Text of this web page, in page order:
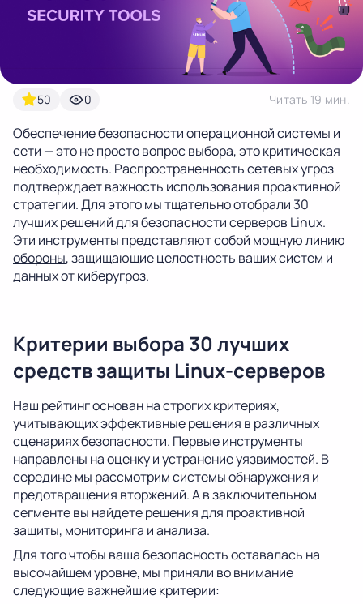
50 0 Читать 19 мин.
Обеспечение безопасности операционной системы и
сети — это не просто вопрос выбора, это критическая
необходимость. Распространенность сетевых угроз
подтверждает важность использования проактивной
стратегии. Для этого мы тщательно отобрали 30
лучших решений для безопасности серверов Linux.
Эти инструменты представляют собой мощнуюлинию
обороны, защищающие целостность ваших систем и
данных от киберугроз.
Критерии выбора 30 лучших
средств защиты Linux-серверов
Наш рейтинг основан на строгих критериях,
учитывающих эффективные решения в различных
сценариях безопасности. Первые инструменты
направлены на оценку и устранение уязвимостей. В
середине мы рассмотрим системы обнаружения и
предотвращения вторжений. А в заключительном
сегменте вы найдете решения для проактивной
защиты, мониторинга и анализа.
Для того чтобы ваша безопасность оставалась на
высочайшем уровне, мы приняли во внимание
следующие важнейшие критерии:
Latvia
Lithuania
21%
17%
Netherlands
21%
Poland
Portugal
23%
Slovakia
20%
Slovenia
22%
Spain
21%
USA
0%